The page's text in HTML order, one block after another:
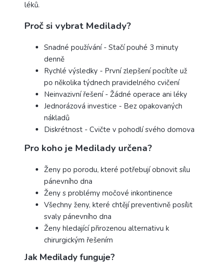
léků.
Proč si vybrat Medilady?
Snadné používání - Stačí pouhé 3 minuty
denně
Rychlé výsledky - První zlepšení pocítíte už
po několika týdnech pravidelného cvičení
Neinvazivní řešení - Žádné operace ani léky
Jednorázová investice - Bez opakovaných
nákladů
Diskrétnost - Cvičte v pohodlí svého domova
Pro koho je Medilady určena?
Ženy po porodu, které potřebují obnovit sílu
pánevního dna
Ženy s problémy močové inkontinence
Všechny ženy, které chtějí preventivně posílit
svaly pánevního dna
Ženy hledající přirozenou alternativu k
chirurgickým řešením
Jak Medilady funguje?